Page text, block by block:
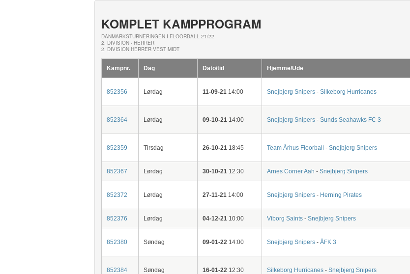
KOMPLET KAMPPROGRAM
DANMARKSTURNERINGEN I FLOORBALL 21/22
2. DIVISION - HERRER
2. DIVISION HERRER VEST MIDT
Kampnr. Dag Dato/tid Hjemme/Ude
852356 Lørdag 11-09-2114:00 Snejbjerg Snipers - Silkeborg Hurricanes
852364 Lørdag 09-10-2114:00 Snejbjerg Snipers - Sunds Seahawks FC 3
852359 Tirsdag 26-10-2118:45 Team Århus Floorball - Snejbjerg Snipers
852367 Lørdag 30-10-2112:30 Arnes Corner Aah - Snejbjerg Snipers
852372 Lørdag 27-11-2114:00 Snejbjerg Snipers - Herning Pirates
852376 Lørdag 04-12-2110:00 Viborg Saints - Snejbjerg Snipers
852380 Søndag 09-01-2214:00 Snejbjerg Snipers - ÅFK 3
852384 Søndag 16-01-2212:30 Silkeborg Hurricanes- Snejbjerg Snipers